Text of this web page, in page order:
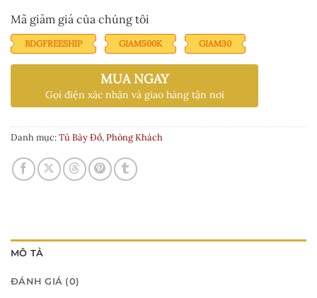
5
sao
15.000.000 ₫.
13.000.000
Mã giảm giá của chúng tôi
BDGFREESHIP GIAM500K GIAM30
MUA NGAY
Gọi điện xác nhận và giao hàng tận nơi
Danh mục:Tủ Bày Đồ,Phòng Khách
MÔ TẢ
ĐÁNH GIÁ (0)